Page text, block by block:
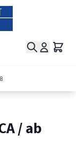
Suche
/ ab